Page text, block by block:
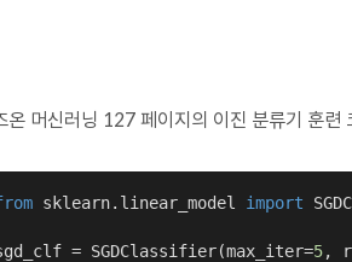
온 머신러닝 127 페이지의 이진 분류기 훈련
sklearn.linear_model import
= SGDClassifier(max_iter=5,